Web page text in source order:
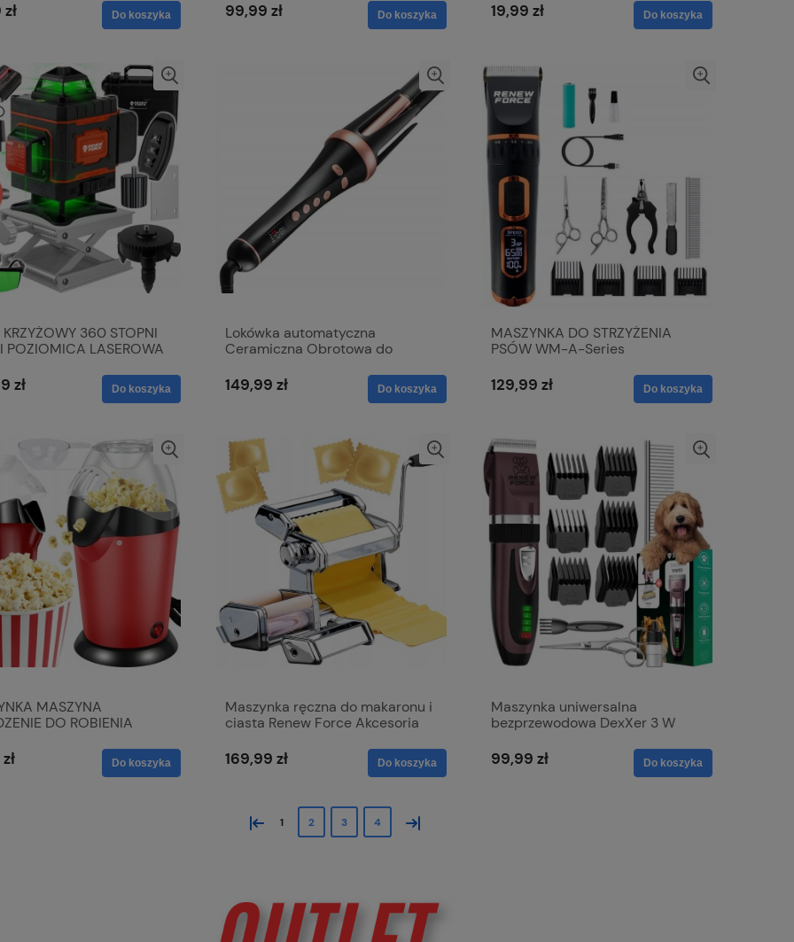
Do koszyka 99,99 zł Do koszyka 19,99 zł Do koszyka
KRZYŻOWY 360 STOPNI
POZIOMICA LASEROWA
zł Do koszyka
Lokówka automatyczna
Ceramiczna Obrotowa do
MOCNA
149,99 zł Do koszyka
MASZYNKA DO STRZYŻENIA
PSÓW WM-A-Series
129,99 zł Do koszyka
MASZYNA
DO ROBIENIA
1200W
Do koszyka
Maszynka ręczna do makaronu i
ciasta Renew Force Akcesoria
169,99 zł Do koszyka
Maszynka uniwersalna
bezprzewodowa DexXer 3 W
99,99 zł Do koszyka
« 1 2 3 4 »